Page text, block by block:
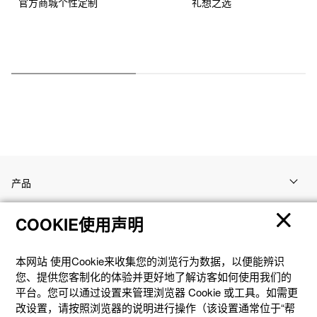
产品
客户支持
资讯
社交媒体
COOKIE使用声明
本网站 使⽤Cookie来收集您的浏览⾏为数据，以便能辨识
您、提供您客制化的体验并更好地了解访客如何使⽤我们的
平台。您可以通过设置来管理浏览器 Cookie 或⼯具。如需更
改设置，请按照浏览器的说明进⾏操作（该设置通常位于“帮